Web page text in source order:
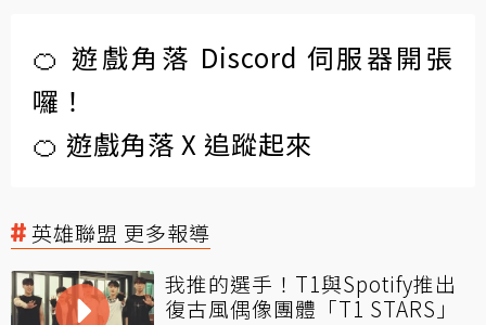
🍊 遊戲角落 Discord 伺服器開張
囉！
🍊 遊戲角落 X 追蹤起來
英雄聯盟 更多報導
我推的選手！T1與Spotify推出
復古風偶像團體「T1 STARS」